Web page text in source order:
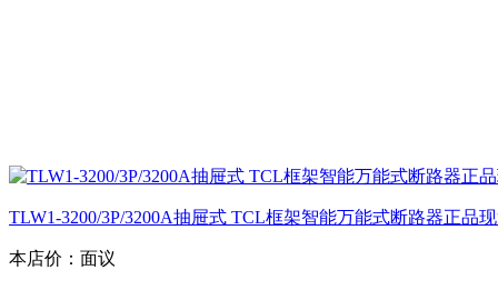
TLW1-3200/3P/3200A抽屉式 TCL框架智能万能式断路器正品
本店价： 面议